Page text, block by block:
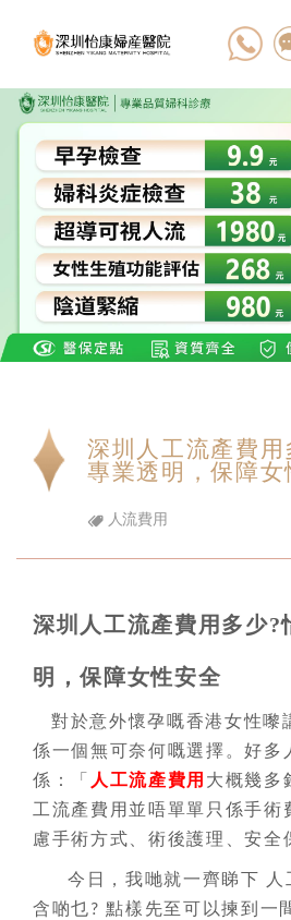
深圳人工流產費用
專業透明，保障女
人流費用
深圳人工流產費用多少?
明，保障女性安全
對於意外懷孕嘅香港女性嚟
係一個無可奈何嘅選擇。好多
係：「
人工流產費用 大概幾多
工流產費用並唔單單只係手術
慮手術方式、術後護理、安全
今日，我哋就一齊睇下
含啲乜?點樣先至可以揀到一